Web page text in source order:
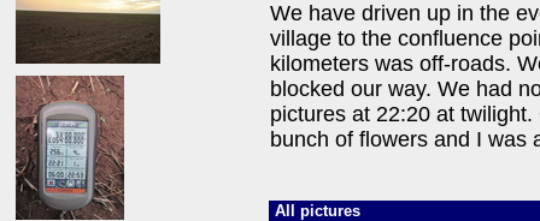
We have driven up in the
village to the confluence
kilometers was off-roads.
blocked our way. We had
pictures at 22:20 at
bunch of flowers and I was
All pictures